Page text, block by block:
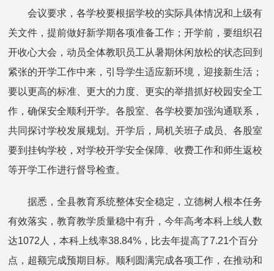
会议要求，各学校要根据学校的实际具体情况和上级有
关文件，提前做好新学期各项准备工作；开学前，要组织召
开收心大会，动员全体教职员工从暑期休闲放松的状态回到
紧张的开学工作中来，引导学生适应新环境，迎接新生活；
要以更高的标准、更大的力度、更实的举措抓好校园安全工
作，确保安全顺利开学。各股室、各学校要加强沟通联系，
共同探讨学校发展规划。开学后，局机关班子成员、各股室
要到挂钩学校，对学校开学安全保障、收费工作和师生返校
等开学工作进行督导检查。
据悉，全县教育系统整体安全稳定，立德树人根本任务
有效落实，教育教学质量稳中有升，今年高考本科上线人数
达1072人，本科上线率38.84%，比去年提高了7.21个百分
点，超额完成预期目标。顺利圆满完成各项工作，在推动和